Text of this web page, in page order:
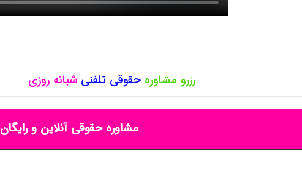
رزرو مشاورهحقوقیتلفنی شبانه روزی
مشاوره حقوقی آنلاین و رایگان